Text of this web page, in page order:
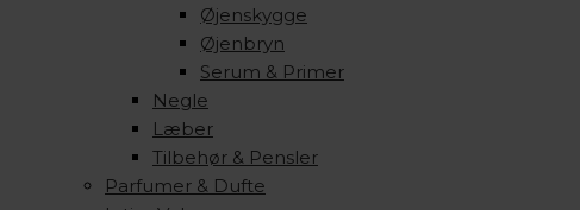
Øjenskygge
Øjenbryn
Serum & Primer
Negle
Læber
Tilbehør & Pensler
Parfumer & Dufte